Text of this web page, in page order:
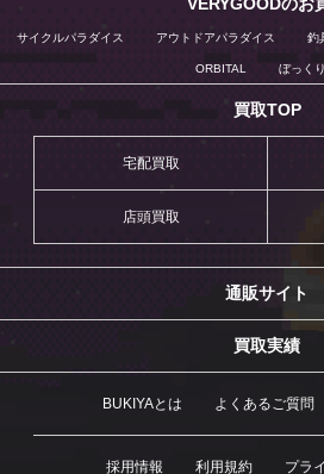
VERYGOODのお
サイクルパラダイス アウトドアパラダイス 釣
ORBITAL ぼっく
買取TOP
宅配買取
店頭買取
通販サイト
買取実績
BUKIYAとは よくあるご質問
採用情報 利用規約 プラ